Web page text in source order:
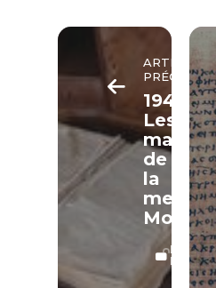
ARTICLE
1947.
Les
de
la
mer
Morte
LIBRE